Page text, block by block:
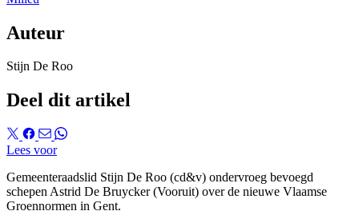
Auteur
Stijn De Roo
Deel dit artikel
Lees voor
Gemeenteraadslid Stijn De Roo (cd&v) ondervroeg bevoegd
schepen Astrid De Bruycker (Vooruit) over de nieuwe Vlaamse
Groennormen in Gent.